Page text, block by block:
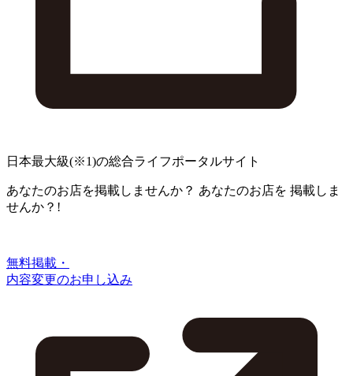
日本最大級(※1)の総合ライフポータルサイト
あなたのお店を掲載しませんか？ あなたのお店を 掲載しま
せんか？!
無料掲載・
内容変更のお申し込み